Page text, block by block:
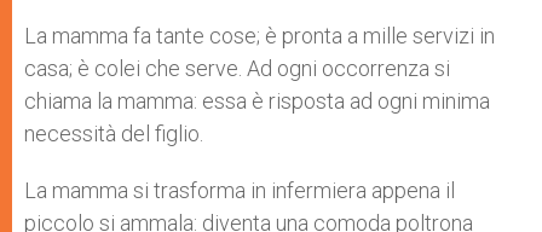
La mamma fa tante cose; è pronta a mille servizi in
casa; è colei che serve. Ad ogni occorrenza si
chiama la mamma: essa è risposta ad ogni minima
necessità del figlio.
La mamma si trasforma in infermiera appena il
piccolo si ammala: diventa una comoda poltrona